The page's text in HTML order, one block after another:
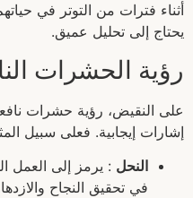
أثناء فترات من التوتر في
يحتاج إلى تحليل عميق.
رؤية الحشرات
على النقيض، رؤية حشرات
إشارات إيجابية. فعلى سبيل
النحل : يرمز إلى العمل
في تحقيق النجاح